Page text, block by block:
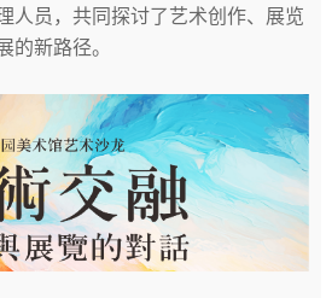
人员，共同探讨了艺术创作、展览
的新路径。